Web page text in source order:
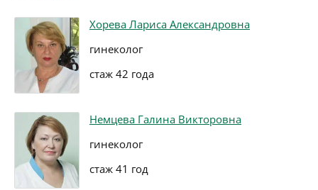
Хорева Лариса Александровна
гинеколог
стаж 42 года
Немцева Галина Викторовна
гинеколог
стаж 41 год